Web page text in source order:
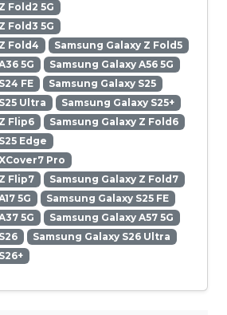
Fold2 5G
Fold3 5G
Fold4
Samsung Galaxy Z Fold5
5G
Samsung Galaxy A56 5G
FE
Samsung Galaxy S25
Ultra
Samsung Galaxy S25+
Flip6
Samsung Galaxy Z Fold6
Edge
Pro
Flip7
Samsung Galaxy Z Fold7
5G
Samsung Galaxy S25 FE
5G
Samsung Galaxy A57 5G
Samsung Galaxy S26 Ultra